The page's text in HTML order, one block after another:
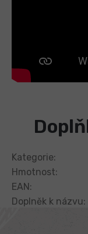
Kategorie:
Hmotnost:
EAN:
Doplněk k názvu: